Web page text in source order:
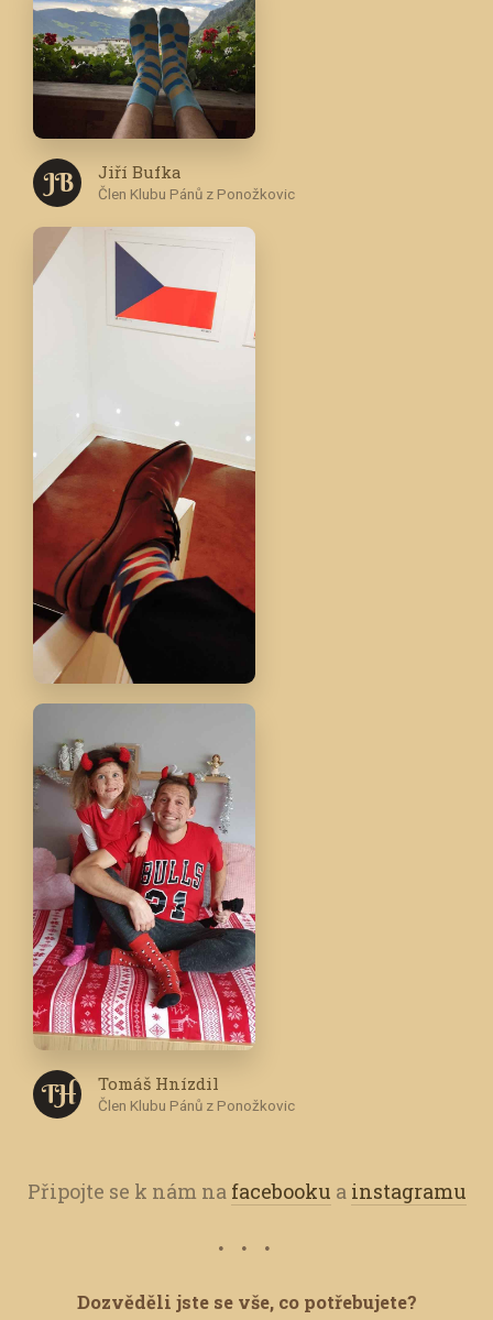
J B Jiří Bufka
Člen Klubu Pánů z Ponožkovic
T H Tomáš Hnízdil
Člen Klubu Pánů z Ponožkovic
Připojte se k nám na facebooku a instagramu
Dozvěděli jste se vše, co potřebujete?